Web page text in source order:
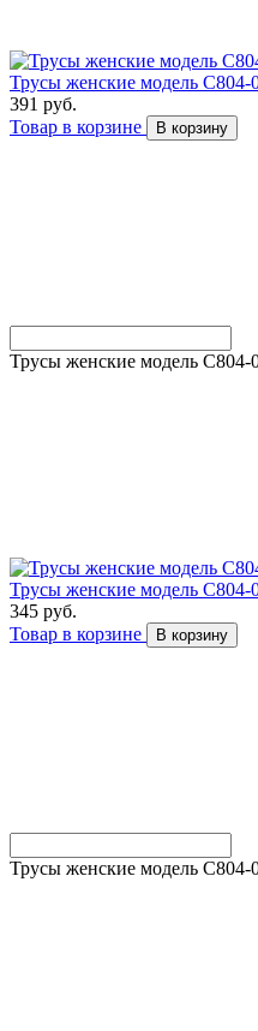
Трусы женские модель C804-
391 руб.
Товар в корзине
В корзину
Трусы женские модель C804-
Трусы женские модель C804-
345 руб.
Товар в корзине
В корзину
Трусы женские модель C804-